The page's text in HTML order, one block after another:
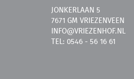
JONKERLAAN 5
7671 GM VRIEZENVEEN
INFO@VRIEZENHOF.NL
TEL: 0546 - 56 16 61